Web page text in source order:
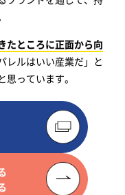
たところに正面から向
レルはいい産業だ」と
っています。